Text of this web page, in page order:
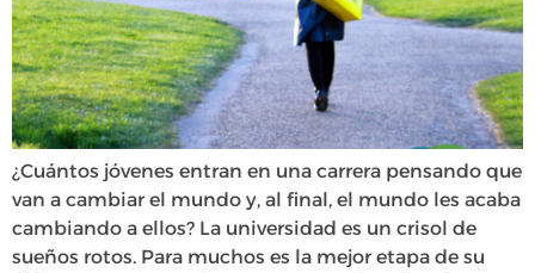
¿Cuántos jóvenes entran en una carrera pensando que
van a cambiar el mundo y, al final, el mundo les acaba
cambiando a ellos? La universidad es un crisol de
sueños rotos. Para muchos es la mejor etapa de su